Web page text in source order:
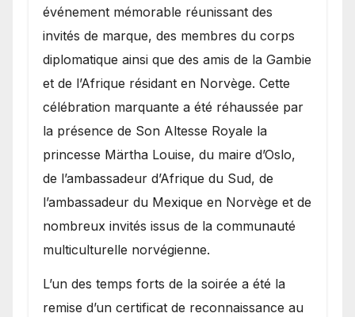
événement mémorable réunissant des
invités de marque, des membres du corps
diplomatique ainsi que des amis de la Gambie
et de l’Afrique résidant en Norvège. Cette
célébration marquante a été réhaussée par
la présence de Son Altesse Royale la
princesse Märtha Louise, du maire d’Oslo,
de l’ambassadeur d’Afrique du Sud, de
l’ambassadeur du Mexique en Norvège et de
nombreux invités issus de la communauté
multiculturelle norvégienne.
​L’un des temps forts de la soirée a été la
remise d’un certificat de reconnaissance au